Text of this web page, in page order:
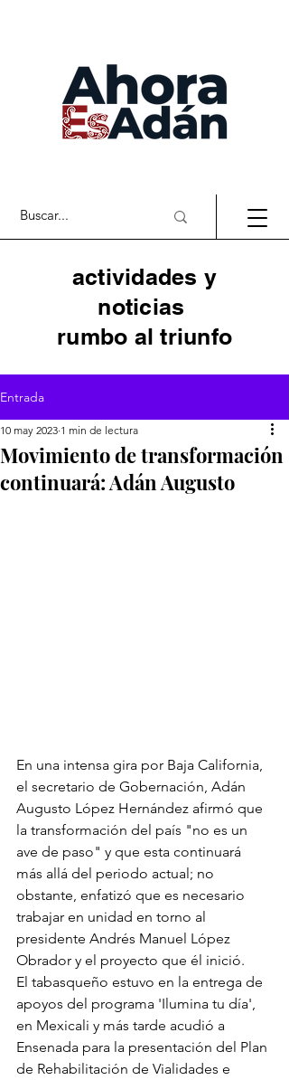
actividades y
noticias
rumbo al triunfo
Entrada
Movimiento de transformación
continuará: Adán Augusto
10 may 2023 1 min de lectura
En una intensa gira por Baja California,
el secretario de Gobernación, Adán
Augusto López Hernández afirmó que
la transformación del país "no es un
ave de paso" y que esta continuará
más allá del periodo actual; no
obstante, enfatizó que es necesario
trabajar en unidad en torno al
presidente Andrés Manuel López
Obrador y el proyecto que él inició.
El tabasqueño estuvo en la entrega de
apoyos del programa 'Ilumina tu día',
en Mexicali y más tarde acudió a
Ensenada para la presentación del Plan
de Rehabilitación de Vialidades e